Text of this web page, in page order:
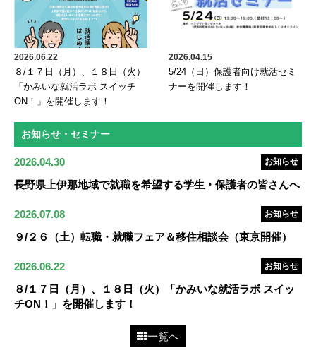
2026.06.22
８/１７日（月）、１８日（火）
「かみいな就活ラボ スイッチ
ON！」を開催します！
2026.04.15
5/24（日）保護者向け就活セミ
ナーを開催します！
お知らせ・セミナー
2026.04.30 お知らせ
長野県上伊那地域で就職を希望する学生・保護者の皆さんへ
2026.07.08 お知らせ
９/２６（土）転職・就職フェア＆移住相談会（東京開催）
2026.06.22 お知らせ
８/１７日（月）、１８日（火）「かみいな就活ラボ スイッ
チON！」を開催します！
一覧へ